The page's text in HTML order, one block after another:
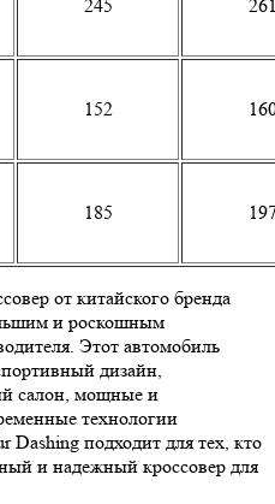
245
152
185
от китайского бренда
и роскошным
Этот автомобиль
дизайн,
салон, мощные и
технологии
Dashing подходит для тех, кто
и надежный кроссовер для